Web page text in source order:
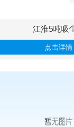
江淮5吨吸
点击详情